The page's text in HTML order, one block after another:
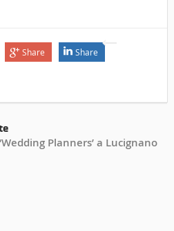
Share Share
Planners’ a Lucignano